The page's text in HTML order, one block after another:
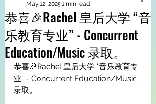
恭喜🎉Rachel 皇后大学 “音
乐教育专业” - Concurrent
Education/Music 录取。
May 12, 2025 1 min read
恭喜🎉Rachel 皇后大学 “音乐教育专
业” - Concurrent Education/Music
录取。